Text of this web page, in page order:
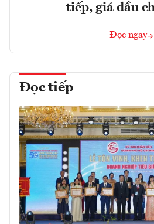
tiếp, giá dầu
Đọc ngay
Đọc tiếp